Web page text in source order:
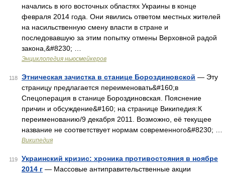
начались в юго восточных областях Украины в конце
февраля 2014 года. Они явились ответом местных жителей
на насильственную смену власти в стране и
последовавшую за этим попытку отмены Верховной радой
закона,&#8230; …
Энциклопедия ньюсмейкеров
118 Этническая зачистка в станице Бороздиновской — Эту
страницу предлагается переименовать&#160;в
Спецоперация в станице Бороздиновская. Пояснение
причин и обсуждение&#160; на странице Википедия:К
переименованию/9 декабря 2011. Возможно, её текущее
название не соответствует нормам современного&#8230; …
Википедия
119
Украинский кризис: хроника противостояния в ноябре
2014 г — Массовые антиправительственные акции